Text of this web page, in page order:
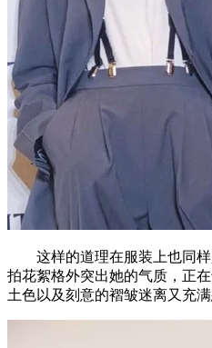
这样的道理在服装上也同样
拍花絮格外突出她的气质，正
土色以及刻意的褶皱迷离又充满